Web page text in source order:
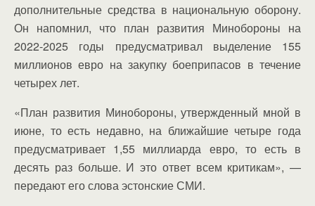
дополнительные средства в национальную оборону.
Он напомнил, что план развития Минобороны на
2022-2025 годы предусматривал выделение 155
миллионов евро на закупку боеприпасов в течение
четырех лет.
«План развития Минобороны, утвержденный мной в
июне, то есть недавно, на ближайшие четыре года
предусматривает 1,55 миллиарда евро, то есть в
десять раз больше. И это ответ всем критикам», —
передают его слова эстонские СМИ.